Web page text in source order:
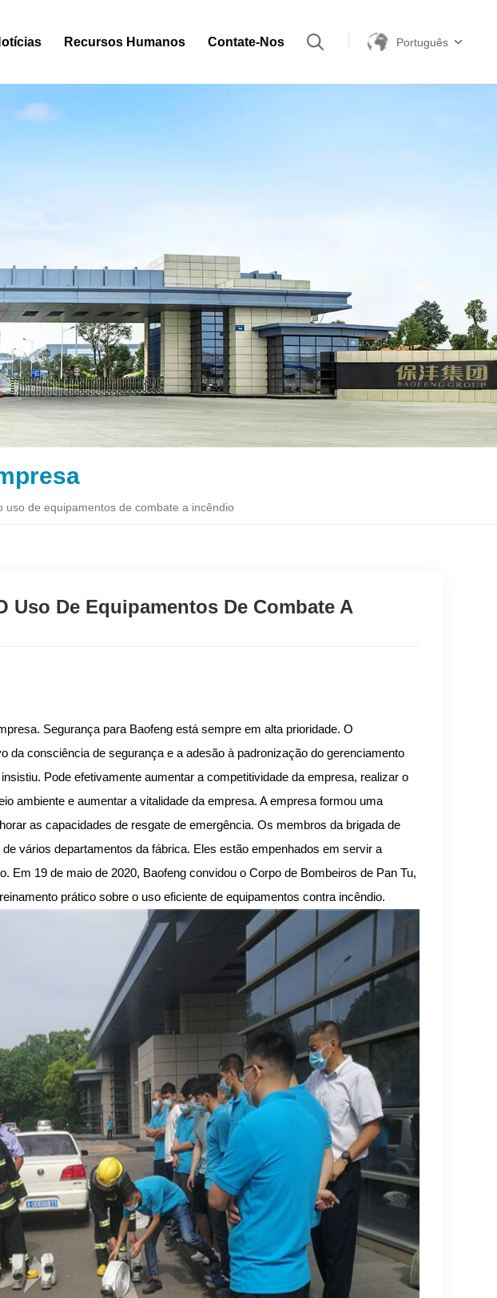
Recursos Humanos Contate-Nos Português
uso de equipamentos de combate a incêndio
Uso De Equipamentos De Combate A
Segurança para Baofeng está sempre em alta prioridade. O
da consciência de segurança e a adesão à padronização do gerenciamento
Pode efetivamente aumentar a competitividade da empresa, realizar o
ambiente e aumentar a vitalidade da empresa. A empresa formou uma
as capacidades de resgate de emergência. Os membros da brigada de
vários departamentos da fábrica. Eles estão empenhados em servir a
Em 19 de maio de 2020, Baofeng convidou o Corpo de Bombeiros de Pan Tu,
prático sobre o uso eficiente de equipamentos contra incêndio.